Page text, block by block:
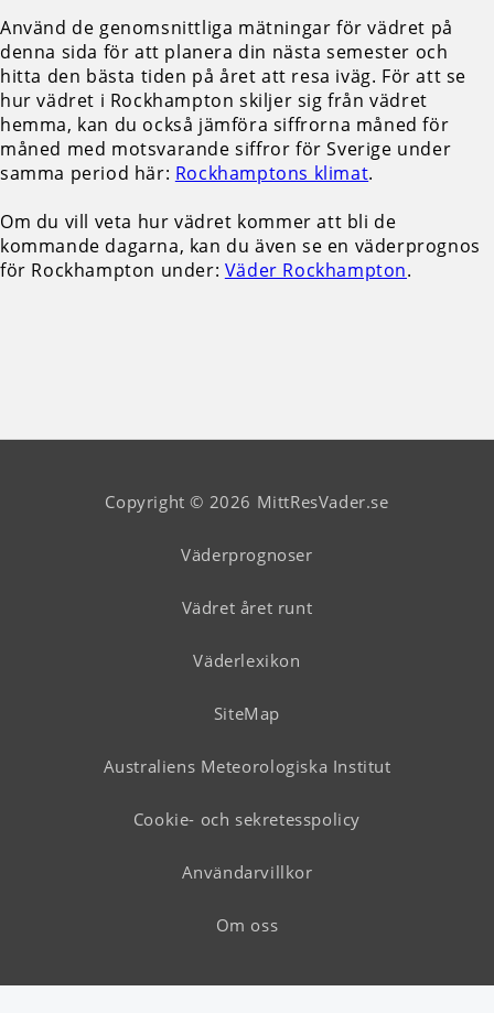
Använd de genomsnittliga mätningar för vädret på
denna sida för att planera din nästa semester och
hitta den bästa tiden på året att resa iväg. För att se
hur vädret i Rockhampton skiljer sig från vädret
hemma, kan du också jämföra siffrorna måned för
måned med motsvarande siffror för Sverige under
samma period här: Rockhamptons klimat.
Om du vill veta hur vädret kommer att bli de
kommande dagarna, kan du även se en väderprognos
för Rockhampton under: Väder Rockhampton.
Copyright © 2026 MittResVader.se
Väderprognoser
Vädret året runt
Väderlexikon
SiteMap
Australiens Meteorologiska Institut
Cookie- och sekretesspolicy
Användarvillkor
Om oss